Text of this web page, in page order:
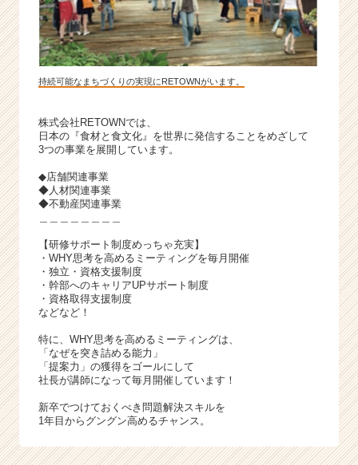
持続可能なまちづくりの実現にRETOWNがいます。
株式会社RETOWNでは、
日本の『食材と食文化』を世界に発信することをめざして
3つの事業を展開しています。
◆店舗関連事業
◆人材関連事業
◆不動産関連事業
【研修サポート制度めっちゃ充実】
・WHY思考を高めるミーティングを毎月開催
・独立・資格支援制度
・幹部へのキャリアUPサポート制度
・資格取得支援制度
などなど！
特に、WHY思考を高めるミーティングは、
「なぜを突き詰める能力」
「提案力」の獲得をゴールにして
社長が講師になって毎月開催しています！
新卒でつけておくべき問題解決スキルを
1年目からグングン高めるチャンス。